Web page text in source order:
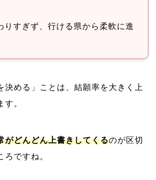
りすぎず、行ける県から柔軟に進
決める」ことは、結願率を大きく上
す。
がどんどん上書きしてくるのが区切
ろですね。